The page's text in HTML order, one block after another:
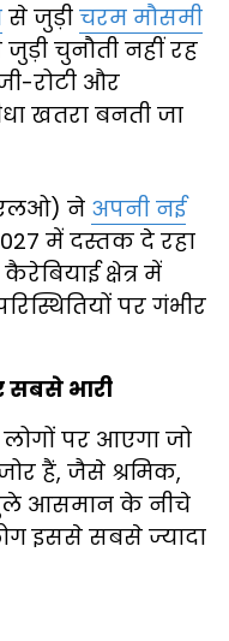
से जुड़ी चरम मौसमी
चुनौती नहीं रह
रोटी और
खतरा बनती जा
ने अपनी नई
में दस्तक दे रहा
क्षेत्र में
पर गंभीर
भारी
पर आएगा जो
हैं, जैसे श्रमिक,
आसमान के नीचे
इससे सबसे ज्यादा